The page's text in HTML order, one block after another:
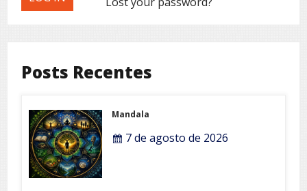
Posts Recentes
Mandala
7 de agosto de 2026